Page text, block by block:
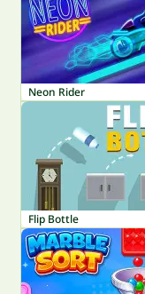
Neon Rider
Flip Bottle